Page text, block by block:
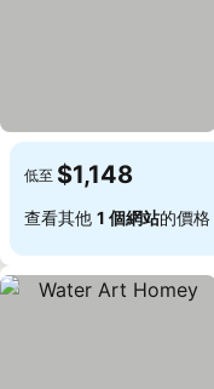
低至 $1,148
查看其他 1 個網站的價格